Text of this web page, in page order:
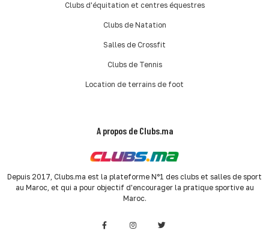
Clubs d'équitation et centres équestres
Clubs de Natation
Salles de Crossfit
Clubs de Tennis
Location de terrains de foot
A propos de Clubs.ma
Depuis 2017, Clubs.ma est la plateforme N°1 des clubs et salles de sport
au Maroc, et qui a pour objectif d'encourager la pratique sportive au
Maroc.